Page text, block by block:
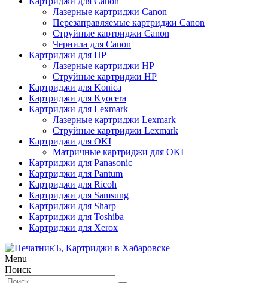
Лазерные картриджи Canon
Перезаправляемые картриджи Canon
Струйные картриджи Canon
Чернила для Canon
Картриджи для HP
Лазерные картриджи HP
Струйные картриджи HP
Картриджи для Konica
Картриджи для Kyocera
Картриджи для Lexmark
Лазерные картриджи Lexmark
Струйные картриджи Lexmark
Картриджи для OKI
Матричные картриджи для OKI
Картриджи для Panasonic
Картриджи для Pantum
Картриджи для Ricoh
Картриджи для Samsung
Картриджи для Sharp
Картриджи для Toshiba
Картриджи для Xerox
Menu
Поиск